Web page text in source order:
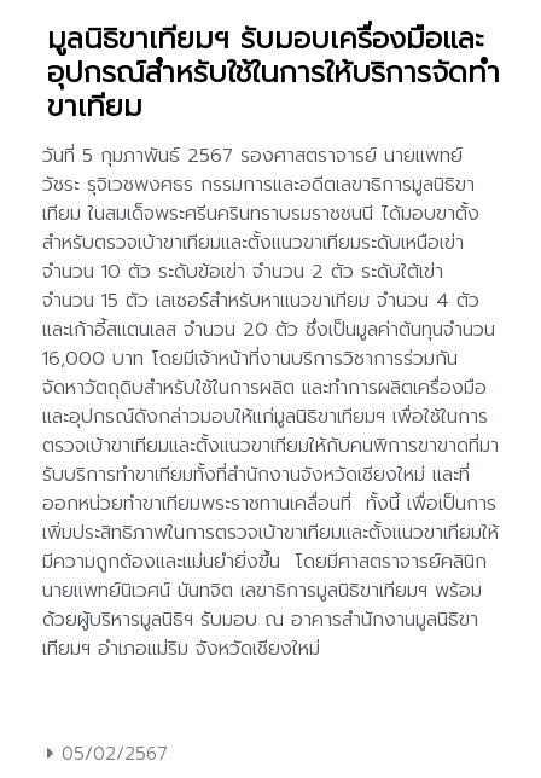
มูลนิธิขาเทียมฯ รับมอบเครื่องมือและ
อุปกรณ์สำหรับใช้ในการให้บริการจัดทำ
ขาเทียม
05/02/2567